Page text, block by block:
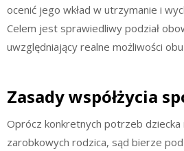
ocenić jego wkład w utrzymanie i
Celem jest sprawiedliwy podział
uwzględniający realne możliwości
Zasady współżycia
Oprócz konkretnych potrzeb dziecka
zarobkowych rodzica, sąd bierze